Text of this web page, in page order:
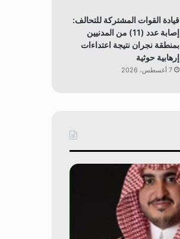
قيادة القوات المشتركة للتحالف:
إصابة عدد (11) من المدنيين
بمنطقة نجران نتيجة اعتداءات
إرهابية حوثية
7 أغسطس، 2026